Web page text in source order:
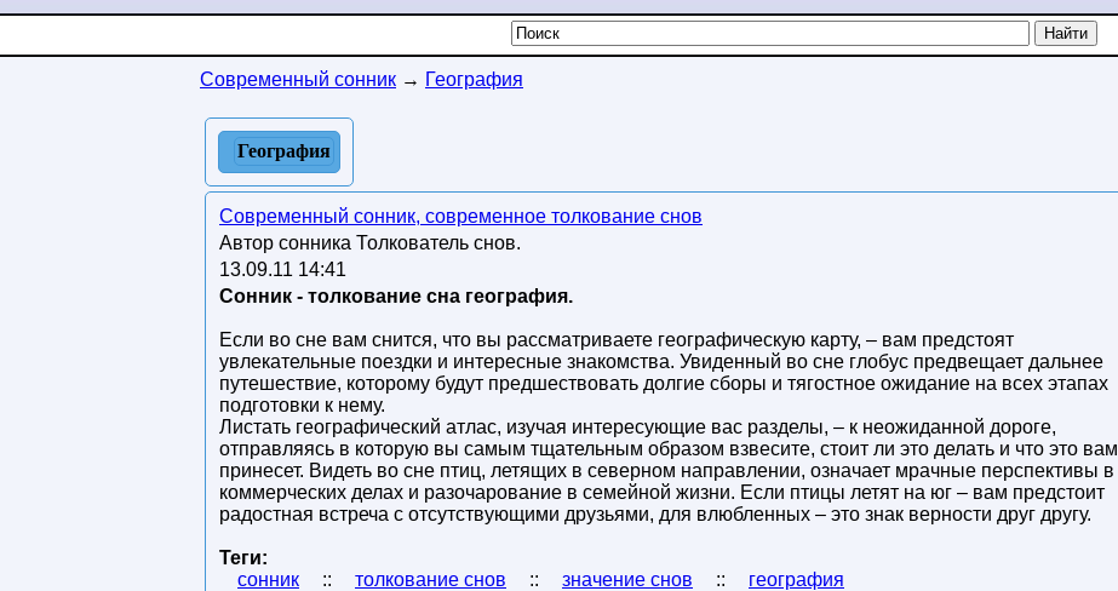
Современный сонник → География
География
Современный сонник, современное толкование снов
Автор сонника Толкователь снов.
13.09.11 14:41
Сонник - толкование сна география.
Если во сне вам снится, что вы рассматриваете географическую карту, – вам предстоят
увлекательные поездки и интересные знакомства. Увиденный во сне глобус предвещает дальнее
путешествие, которому будут предшествовать долгие сборы и тягостное ожидание на всех этапах
подготовки к нему.
Листать географический атлас, изучая интересующие вас разделы, – к неожиданной дороге,
отправляясь в которую вы самым тщательным образом взвесите, стоит ли это делать и что это вам
принесет. Видеть во сне птиц, летящих в северном направлении, означает мрачные перспективы в
коммерческих делах и разочарование в семейной жизни. Если птицы летят на юг – вам предстоит
радостная встреча с отсутствующими друзьями, для влюбленных – это знак верности друг другу.
Теги:
сонник
:: толкование снов :: значение снов :: география